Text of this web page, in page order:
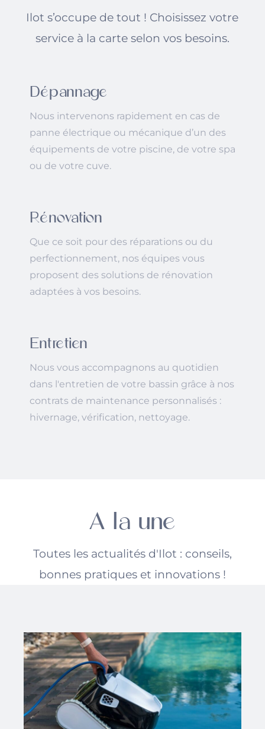
Ilot s’occupe de tout ! Choisissez votre
service à la carte selon vos besoins.
Dépannage
Nous intervenons rapidement en cas de
panne électrique ou mécanique d’un des
équipements de votre piscine, de votre spa
ou de votre cuve.
Rénovation
Que ce soit pour des réparations ou du
perfectionnement, nos équipes vous
proposent des solutions de rénovation
adaptées à vos besoins.
Entretien
Nous vous accompagnons au quotidien
dans l'entretien de votre bassin grâce à nos
contrats de maintenance personnalisés :
hivernage, vérification, nettoyage.
A la une
Toutes les actualités d'Ilot : conseils,
bonnes pratiques et innovations !